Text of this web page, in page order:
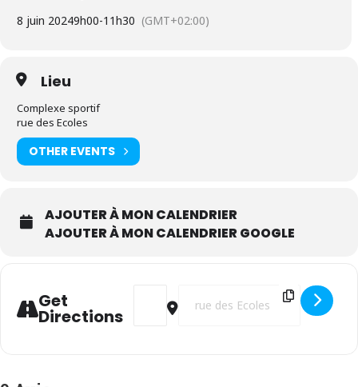
8 juin 20249h00-11h30 (GMT+02:00)
Lieu
Complexe sportif
rue des Ecoles
OTHER EVENTS
AJOUTER À MON CALENDRIER
AJOUTER À MON CALENDRIER GOOGLE
Get
Directions
Address - Faites du sport ! [jILQjJZSs]
Destination Address - Faites du